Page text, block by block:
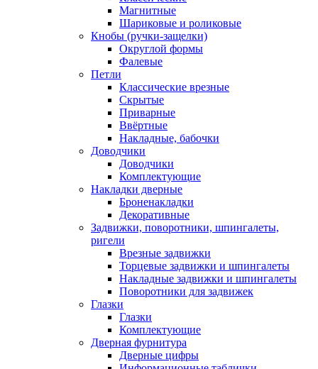
Магнитные
Шариковые и роликовые
Кнобы (ручки-защелки)
Округлой формы
Фалевые
Петли
Классические врезные
Скрытые
Приварные
Ввёртные
Накладные, бабочки
Доводчики
Доводчики
Комплектующие
Накладки дверные
Броненакладки
Декоративные
Задвижки, поворотники, шпингалеты,
ригели
Врезные задвижки
Торцевые задвижки и шпингалеты
Накладные задвижки и шпингалеты
Поворотники для задвижек
Глазки
Глазки
Комплектующие
Дверная фурнитура
Дверные цифры